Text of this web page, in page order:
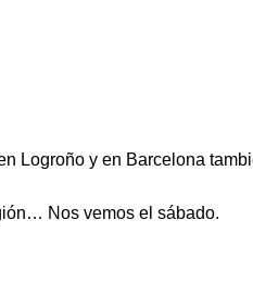
Logroño y en Barcelona
Nos vemos el sábado.